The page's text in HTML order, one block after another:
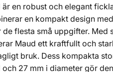
är en robust och elegant
en kompakt design
de flesta små uppgifter. Med
Maud ett kraftfullt och
bruk. Dess kompakta
och 27 mm i diameter gör